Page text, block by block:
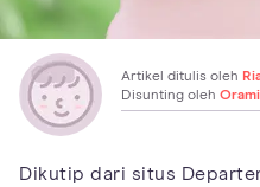
Artikel ditulis oleh
Disunting oleh
Dikutip dari situs